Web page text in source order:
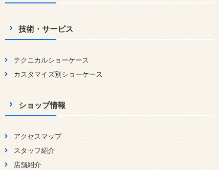
技術・サービス
テクニカルショーケース
カスタマイズ別ショーケース
ショップ情報
アクセスマップ
スタッフ紹介
店舗紹介